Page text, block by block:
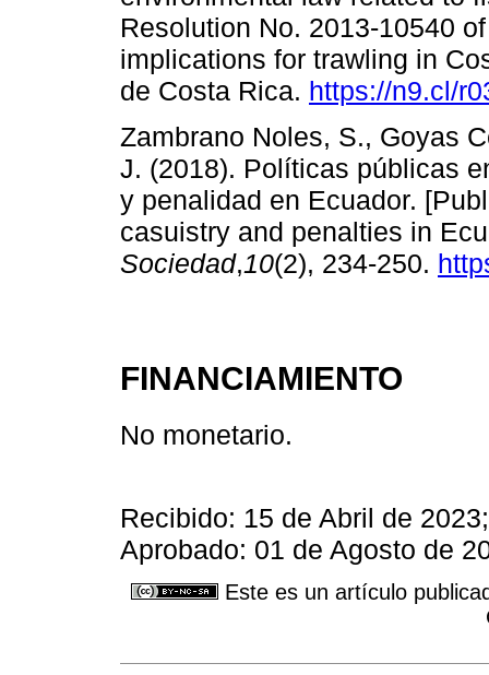
Resolution No. 2013-10540
implications for trawling in
de Costa Rica. https://n9.cl/
Zambrano Noles, S., Goyas
J. (2018). Políticas públicas
y penalidad en Ecuador.
casuistry and penalties in
Sociedad,10(2), 234-250.
FINANCIAMIENTO
No monetario.
Recibido: 15 de Abril de
Aprobado: 01 de Agosto de
Este es un artículo